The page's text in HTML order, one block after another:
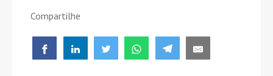
Compartilhe